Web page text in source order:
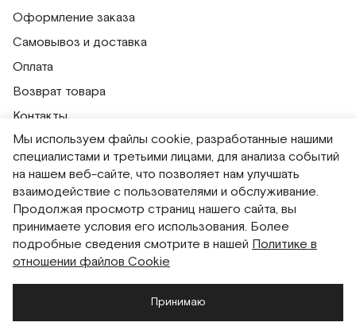
Оформление заказа
Самовывоз и доставка
Оплата
Возврат товара
Контакты
Публичная оферта
Политика обработки персональных данных
Политика использования сессионных файлов
Согласие на получение рассылок
Согласие на обработку персональных данных
Система привилегий
Мы используем файлы cookie, разработанные нашими
специалистами и третьими лицами, для анализа событий
на нашем веб-сайте, что позволяет нам улучшать
взаимодействие с пользователями и обслуживание.
Продолжая просмотр страниц нашего сайта, вы
принимаете условия его использования. Более
подробные сведения смотрите в нашей Политике в
отношении файлов Cookie
Принимаю